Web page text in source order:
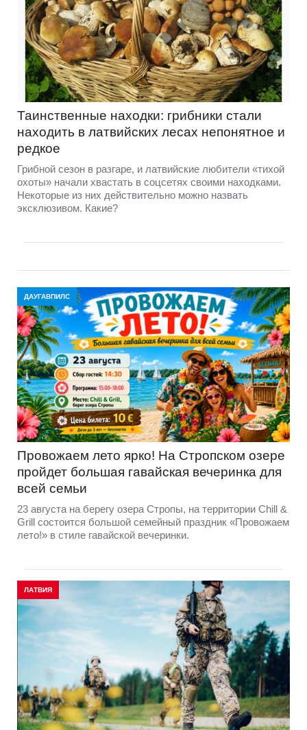
Таинственные находки: грибники стали
находить в латвийских лесах непонятное и
редкое
Грибной сезон в разгаре, и латвийские любители «тихой
охоты» начали хвастать в соцсетях своими находками.
Некоторые из них действительно можно назвать
эксклюзивом. Какие?
ДАУГАВПИЛС
Провожаем лето ярко! На Стропском озере
пройдет большая гавайская вечеринка для
всей семьи
23 августа на берегу озера Стропы, на территории Chill &
Grill состоится большой семейный праздник «Провожаем
лето!» в стиле гавайской вечеринки.
ЛАТВИЯ